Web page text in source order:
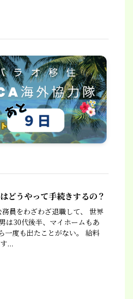
うやって手続きするの？
員をわざわざ退職して、 世界
は30代後半、マイホームもあ
一度も出たことがない。 給料
...